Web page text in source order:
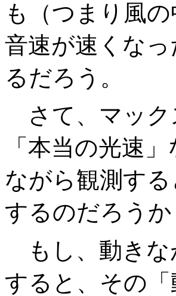
も（つまり風
音速が速くな
るだろう。
さて、マック
「本当の光速
ながら観測す
するのだろうか
もし、動きな
すると、その